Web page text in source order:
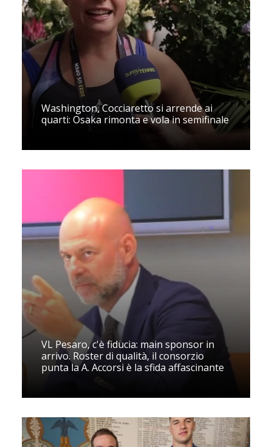
Washington, Cocciaretto si arrende ai
quarti: Osaka rimonta e vola in semifinale
VL Pesaro, c'è fiducia: main sponsor in
arrivo. Roster di qualità, il consorzio
punta la A. Accorsi è la sfida affascinante